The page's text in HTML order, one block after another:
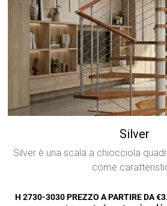
Silver
Silver è una scala a chiocciola
come
H 2730-3030 PREZZO A PARTIRE DA